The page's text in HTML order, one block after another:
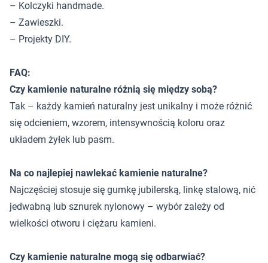
– Kolczyki handmade.
– Zawieszki.
– Projekty DIY.
FAQ:
Czy kamienie naturalne różnią się między sobą?
Tak – każdy kamień naturalny jest unikalny i może różnić
się odcieniem, wzorem, intensywnością koloru oraz
układem żyłek lub pasm.
Na co najlepiej nawlekać kamienie naturalne?
Najczęściej stosuje się gumkę jubilerską, linkę stalową, nić
jedwabną lub sznurek nylonowy – wybór zależy od
wielkości otworu i ciężaru kamieni.
Czy kamienie naturalne mogą się odbarwiać?